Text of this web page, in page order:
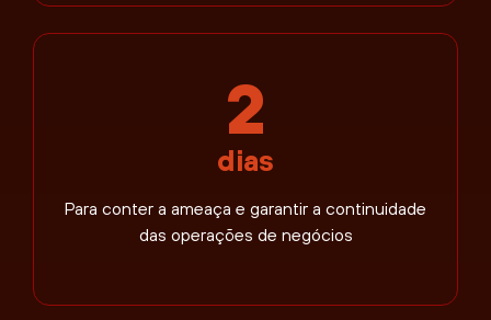
2
dias
Para conter a ameaça e garantir a continuidade
das operações de negócios